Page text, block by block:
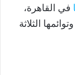
في القاهرة،
الثلاثة